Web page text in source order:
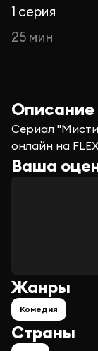
1 серия
25 мин
Описание
Сериал
онлайн на
Ваша
Страны
Жанры
Комедия